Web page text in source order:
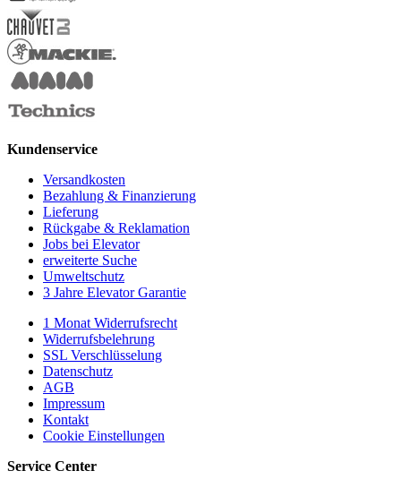
Kundenservice
Versandkosten
Bezahlung & Finanzierung
Lieferung
Rückgabe & Reklamation
Jobs bei Elevator
erweiterte Suche
Umweltschutz
3 Jahre Elevator Garantie
1 Monat Widerrufsrecht
Widerrufsbelehrung
SSL Verschlüsselung
Datenschutz
AGB
Impressum
Kontakt
Cookie Einstellungen
Service Center